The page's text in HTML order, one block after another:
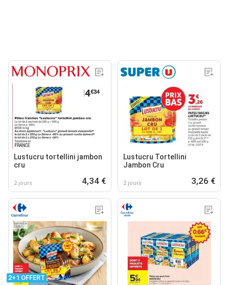
Lustucru tortellini jambon
cru
2 jours 4,34 €
Lustucru Tortellini
Jambon Cru
2 jours 3,26 €
2+1 OFFERT